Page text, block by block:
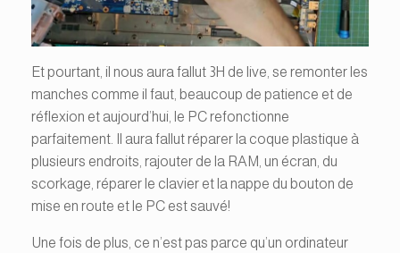
Et pourtant, il nous aura fallut 3H de live, se remonter les
manches comme il faut, beaucoup de patience et de
réflexion et aujourd’hui, le PC refonctionne
parfaitement. Il aura fallut réparer la coque plastique à
plusieurs endroits, rajouter de la RAM, un écran, du
scorkage, réparer le clavier et la nappe du bouton de
mise en route et le PC est sauvé!
Une fois de plus, ce n’est pas parce qu’un ordinateur